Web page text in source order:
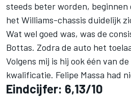
steeds beter worden,
het Williams-chassis duidelijk
Wat wel goed was, was de
Bottas. Zodra de auto het
Volgens mij is hij ook één van
kwalificatie. Felipe Massa had
Eindcijfer: 6,13/10